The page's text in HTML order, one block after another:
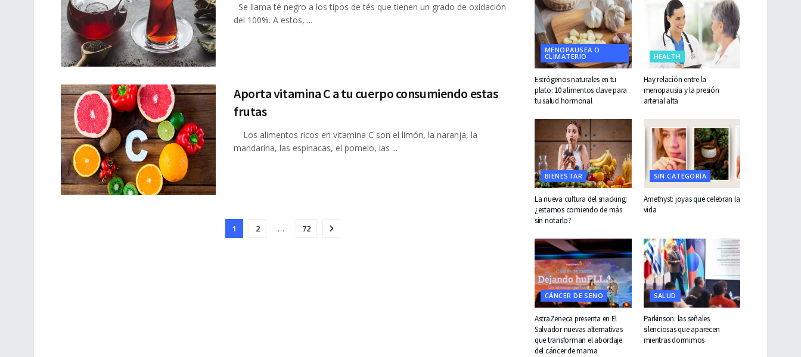
Se llama té negro a los tipos de tés que tienen un grado de oxidación
del 100%. A estos, ...
Aporta vitamina C a tu cuerpo consumiendo estas
frutas
Los alimentos ricos en vitamina C son el limón, la naranja, la
mandarina, las espinacas, el pomelo, las ...
1 2 … 72
MENOPAUSEA O
CLIMATERIO
Estrógenos naturales en tu
plato: 10 alimentos clave para
tu salud hormonal
HEALTH
Hay relación entre la
menopausia y la presión
arterial alta
BIENESTAR
La nueva cultura del snacking:
¿estamos comiendo de más
sin notarlo?
SIN CATEGORÍA
Amethyst: joyas que celebran la
vida
CÁNCER DE SENO
AstraZeneca presenta en El
Salvador nuevas alternativas
que transforman el abordaje
del cáncer de mama
SALUD
Parkinson: las señales
silenciosas que aparecen
mientras dormimos